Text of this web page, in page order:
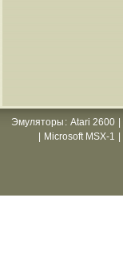
Эмуляторы : Atari 2600
Microsoft MSX-1